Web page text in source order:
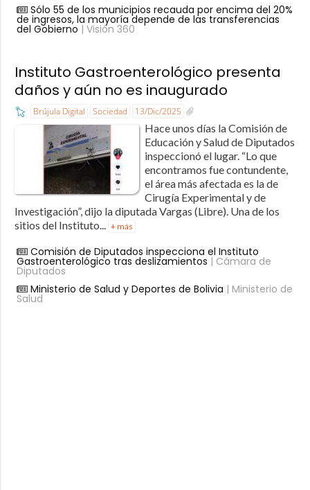
Sólo 55 de los municipios recauda por encima del 20%
de ingresos, la mayoría depende de las transferencias
del Gobierno | Visión 360
Instituto Gastroenterológico presenta
daños y aún no es inaugurado
Brújula Digital Sociedad 13/Dic/2025
Hace unos días la Comisión de
Educación y Salud de Diputados
inspeccionó el lugar. “Lo que
encontramos fue contundente,
el área más afectada es la de
Cirugía Experimental y de
Investigación”, dijo la diputada Vargas (Libre). Una de los
sitios del Instituto... + más
Comisión de Diputados inspecciona el Instituto
Gastroenterológico tras deslizamientos | Cámara de
Diputados
Ministerio de Salud y Deportes de Bolivia | Ministerio de
Salud